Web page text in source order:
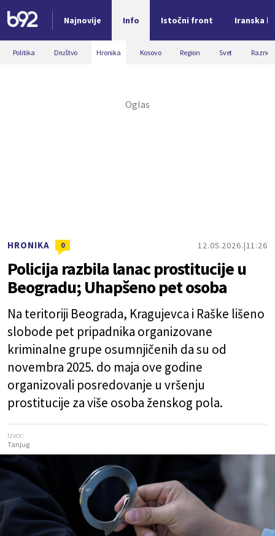
Najnovije Info Istočni front Iranska
Nova vest
Politika Društvo Hronika Kosovo Region Svet Razno
HRONIKA 0 12.05.2026. 11:26
Policija razbila lanac prostitucije u
Beogradu; Uhapšeno pet osoba
Na teritoriji Beograda, Kragujevca i Raške lišeno
slobode pet pripadnika organizovane
kriminalne grupe osumnjičenih da su od
novembra 2025. do maja ove godine
organizovali posredovanje u vršenju
prostitucije za više osoba ženskog pola.
Izvor:
Tanjug